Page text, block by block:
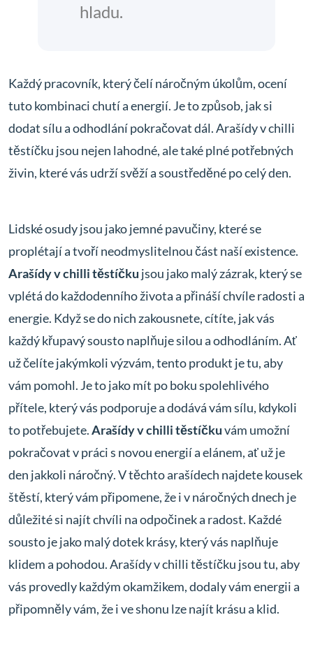
hladu.
Každý pracovník, který čelí náročným úkolům, ocení
tuto kombinaci chutí a energií. Je to způsob, jak si
dodat sílu a odhodlání pokračovat dál. Arašídy v chilli
těstíčku jsou nejen lahodné, ale také plné potřebných
živin, které vás udrží svěží a soustředěné po celý den.
Lidské osudy jsou jako jemné pavučiny, které se
proplétají a tvoří neodmyslitelnou část naší existence.
Arašídy v chilli těstíčku jsou jako malý zázrak, který se
vplétá do každodenního života a přináší chvíle radosti a
energie. Když se do nich zakousnete, cítíte, jak vás
každý křupavý sousto naplňuje silou a odhodláním. Ať
už čelíte jakýmkoli výzvám, tento produkt je tu, aby
vám pomohl. Je to jako mít po boku spolehlivého
přítele, který vás podporuje a dodává vám sílu, kdykoli
to potřebujete.Arašídy v chilli těstíčkuvám umožní
pokračovat v práci s novou energií a elánem, ať už je
den jakkoli náročný. V těchto arašídech najdete kousek
štěstí, který vám připomene, že i v náročných dnech je
důležité si najít chvíli na odpočinek a radost. Každé
sousto je jako malý dotek krásy, který vás naplňuje
klidem a pohodou. Arašídy v chilli těstíčku jsou tu, aby
vás provedly každým okamžikem, dodaly vám energii a
připomněly vám, že i ve shonu lze najít krásu a klid.